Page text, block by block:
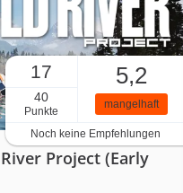
17
40
Punkte
5,2
mangelhaft
Noch keine Empfehlungen
Project (Early